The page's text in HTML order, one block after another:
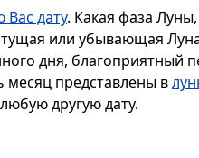
дату. Какая фаза
или убывающая
дня, благоприятный
месяц представлены в
другую дату.